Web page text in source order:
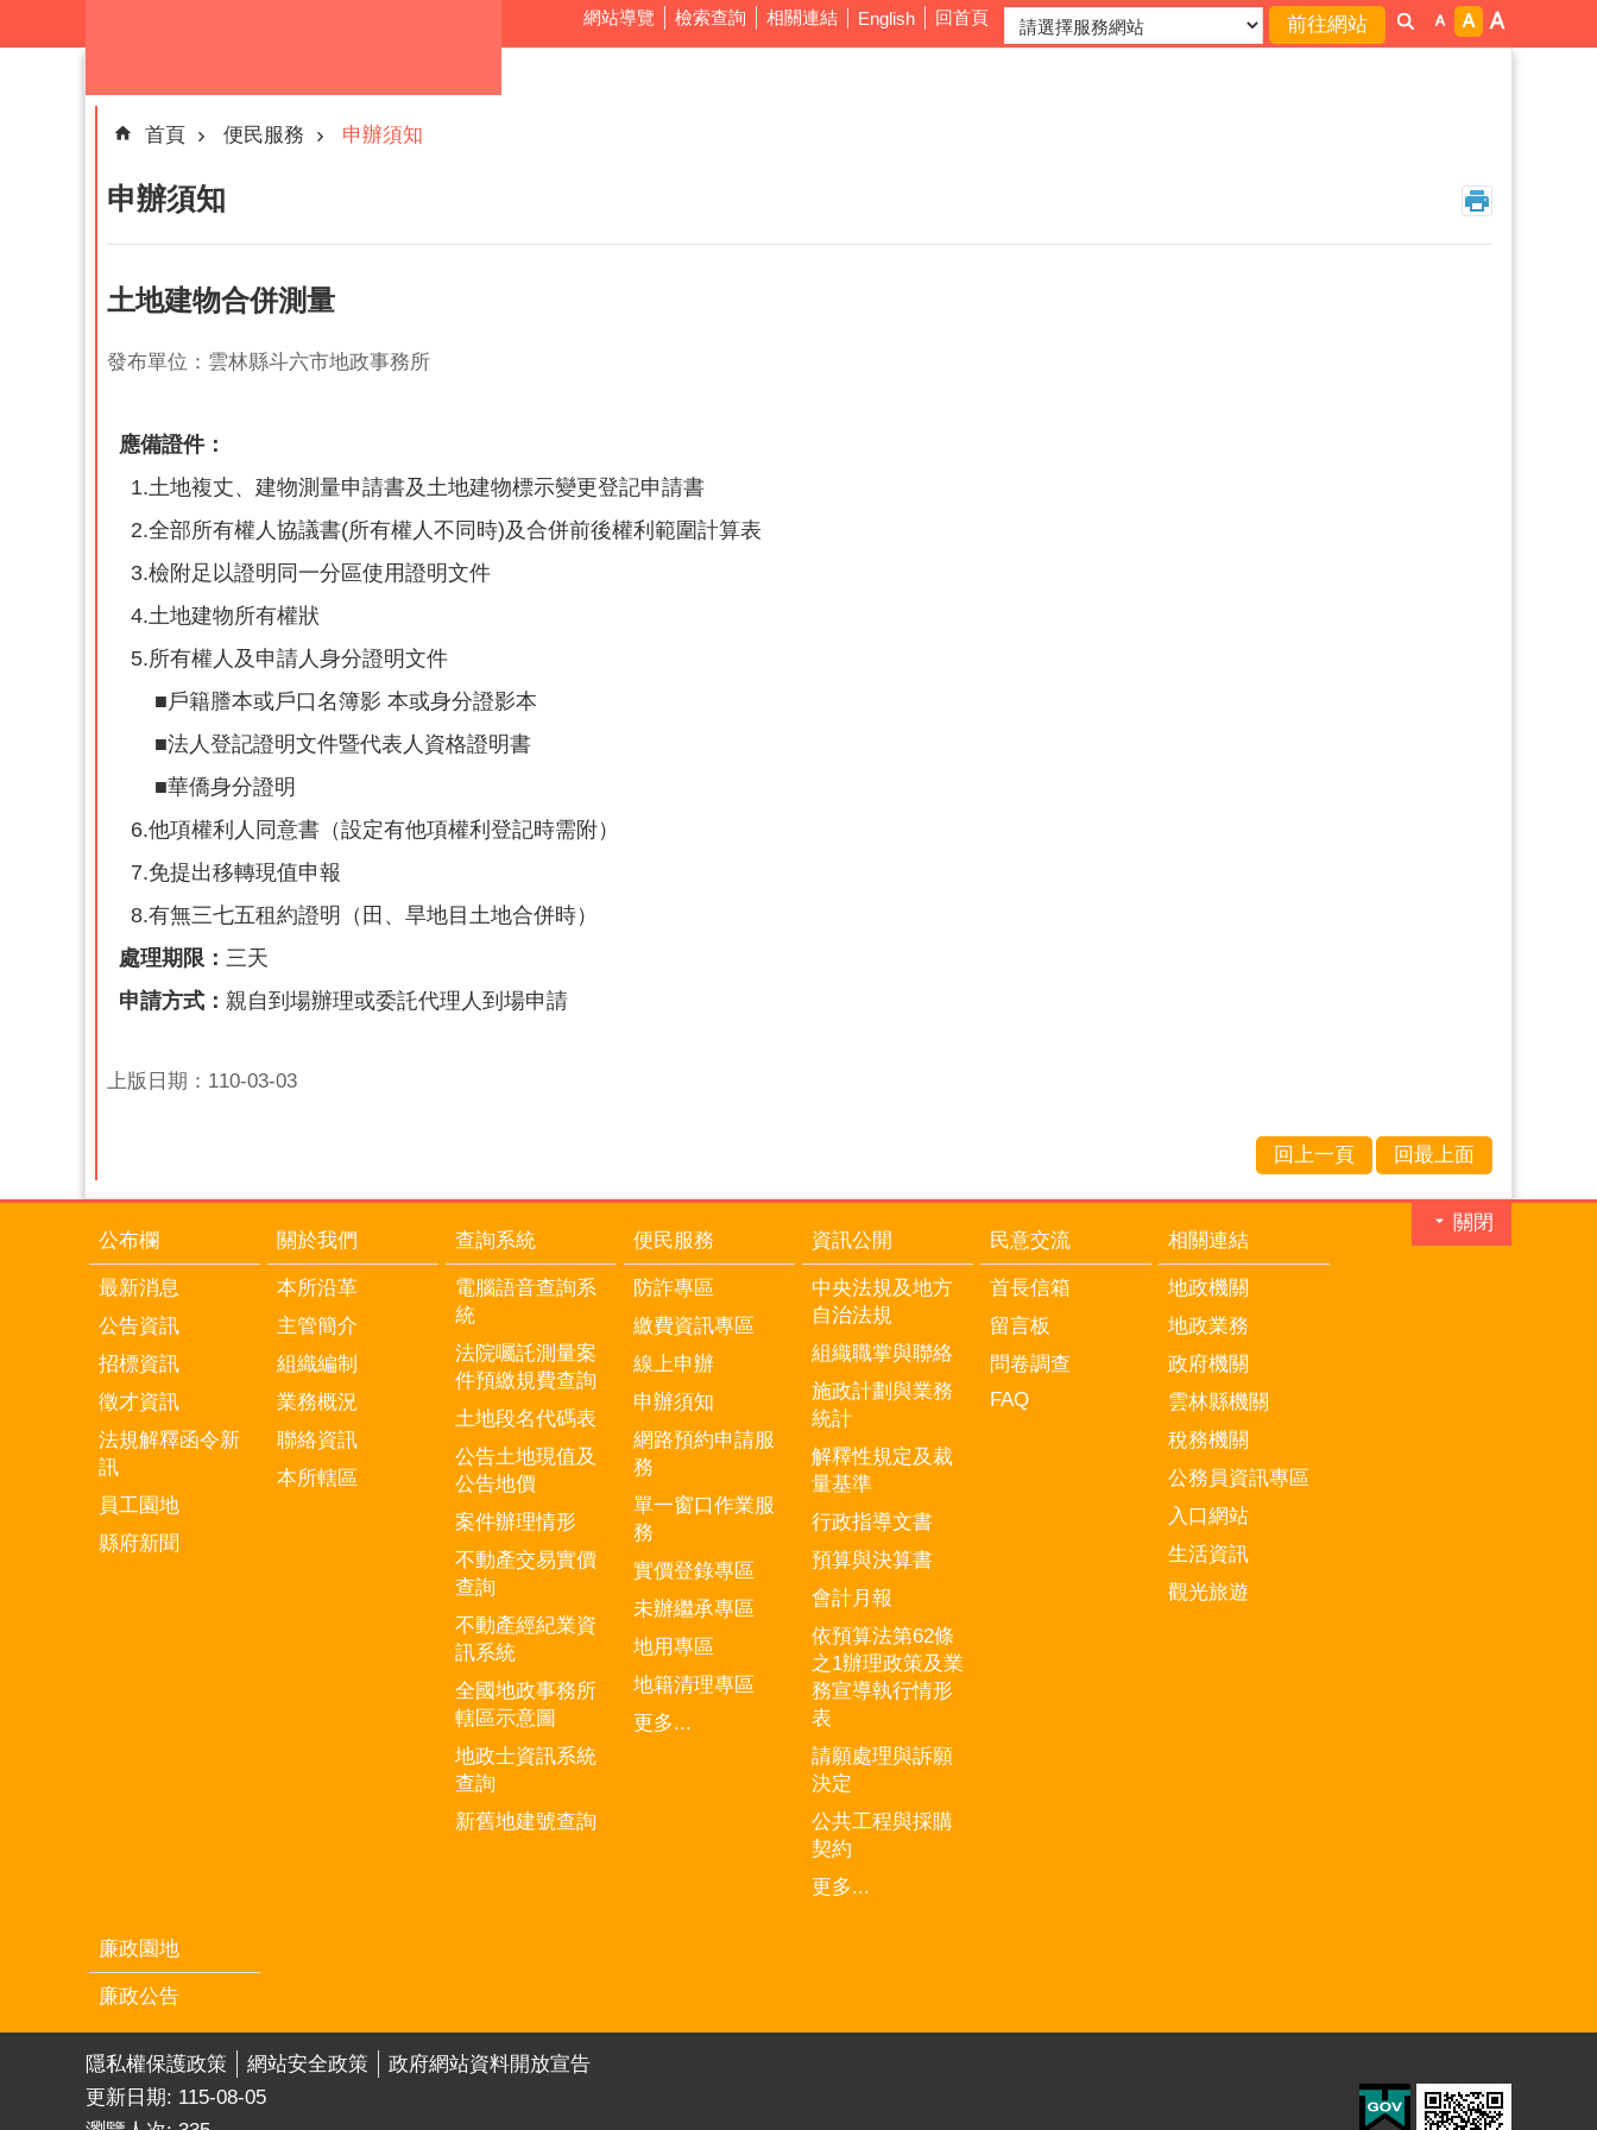
網站導覽 檢索查詢 相關連結 English 回首頁
首頁 便民服務 申辦須知
申辦須知
土地建物合併測量
發布單位：雲林縣斗六市地政事務所
應備證件：
1.土地複丈、建物測量申請書及土地建物標示變更登記申請書
2.全部所有權人協議書(所有權人不同時)及合併前後權利範圍計算表
3.檢附足以證明同一分區使用證明文件
4.土地建物所有權狀
5.所有權人及申請人身分證明文件
■戶籍謄本或戶口名簿影 本或身分證影本
■法人登記證明文件暨代表人資格證明書
■華僑身分證明
6.他項權利人同意書（設定有他項權利登記時需附）
7.免提出移轉現值申報
8.有無三七五租約證明（田、旱地目土地合併時）
處理期限： 三天
申請方式： 親自到場辦理或委託代理人到場申請
上版日期：110-03-03
回上一頁 回最上面
關閉
公布欄
最新消息
公告資訊
招標資訊
徵才資訊
法規解釋函令新
訊
員工園地
縣府新聞
關於我們
本所沿革
主管簡介
組織編制
業務概況
聯絡資訊
本所轄區
查詢系統
電腦語音查詢系
統
法院囑託測量案
件預繳規費查詢
土地段名代碼表
公告土地現值及
公告地價
案件辦理情形
不動產交易實價
查詢
不動產經紀業資
訊系統
全國地政事務所
轄區示意圖
地政士資訊系統
查詢
新舊地建號查詢
便民服務
防詐專區
繳費資訊專區
線上申辦
申辦須知
網路預約申請服
務
單一窗口作業服
務
實價登錄專區
未辦繼承專區
地用專區
地籍清理專區
更多...
資訊公開
中央法規及地方
自治法規
組織職掌與聯絡
施政計劃與業務
統計
解釋性規定及裁
量基準
行政指導文書
預算與決算書
會計月報
依預算法第62條
之1辦理政策及業
務宣導執行情形
表
請願處理與訴願
決定
公共工程與採購
契約
更多...
民意交流
首長信箱
留言板
問卷調查
FAQ
相關連結
地政機關
地政業務
政府機關
雲林縣機關
稅務機關
公務員資訊專區
入口網站
生活資訊
觀光旅遊
廉政園地
廉政公告
隱私權保護政策 網站安全政策
政府網站資料開放宣告
更新日期: 115-08-05